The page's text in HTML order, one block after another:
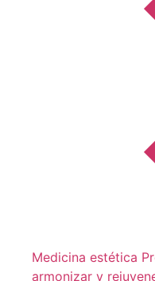
Medicina estética
armonizar y